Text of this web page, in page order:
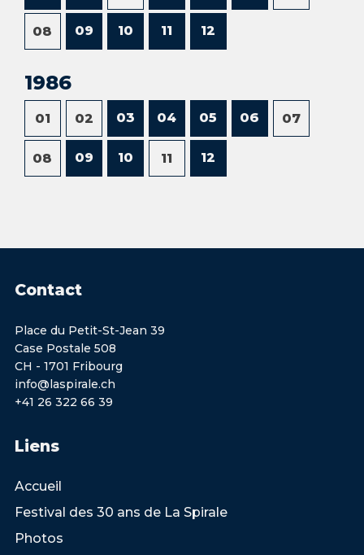
08 09 10 11 12
1986
01 02 03 04 05 06 07
08 09 10 11 12
Contact
Place du Petit-St-Jean 39
Case Postale 508
CH - 1701 Fribourg
info@laspirale.ch
+41 26 322 66 39
Liens
Accueil
Festival des 30 ans de La Spirale
Photos